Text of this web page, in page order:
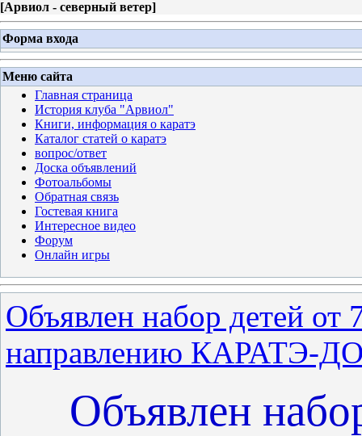
[Арвиол - северный ветер]
Форма входа
Меню сайта
Главная страница
История клуба "Арвиол"
Книги, информация о каратэ
Каталог статей о каратэ
вопрос/ответ
Доска объявлений
Фотоальбомы
Обратная связь
Гостевая книга
Интересное видео
Форум
Онлайн игры
Объявлен набор детей от
направлению КАРАТЭ-
Объявлен